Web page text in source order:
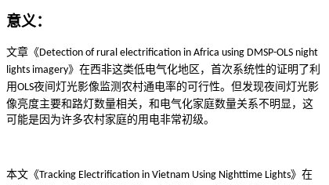
意义：
文章《Detection of rural electrification in Africa using DMSP-OLS night
lights imagery》在西非这类低电气化地区，首次系统性的证明了利
用OLS夜间灯光影像监测农村通电率的可行性。但发现夜间灯光影
像亮度主要和路灯数量相关，和电气化家庭数量关系不明显，这
可能是因为许多农村家庭的用电非常初级。
本文《Tracking Electrification in Vietnam Using Nighttime Lights》在